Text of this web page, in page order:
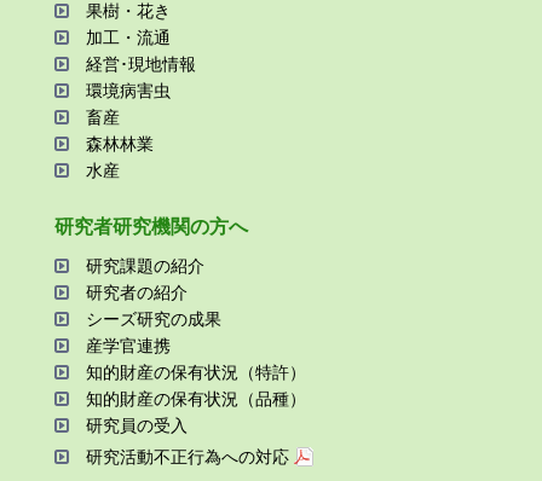
果樹・花き
加⼯・流通
経営･現地情報
環境病害⾍
畜産
森林林業
⽔産
研究者研究機関の⽅へ
研究課題の紹介
研究者の紹介
シーズ研究の成果
産学官連携
知的財産の保有状況（特許）
知的財産の保有状況（品種）
研究員の受⼊
研究活動不正⾏為への対応